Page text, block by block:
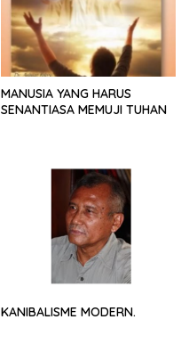
MANUSIA YANG HARUS
SENANTIASA MEMUJI TUHAN
KANIBALISME MODERN.